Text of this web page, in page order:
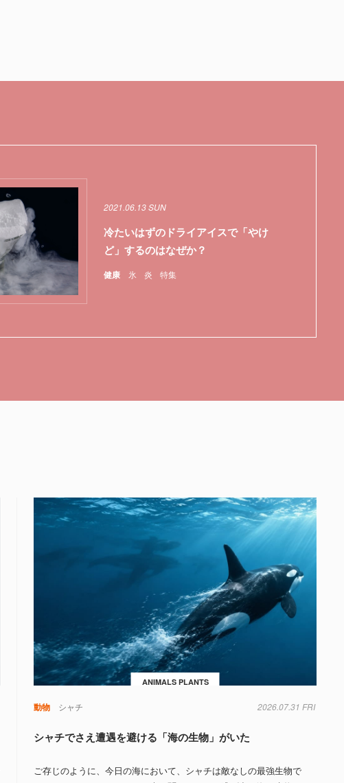
健康 氷 炎 特集
2021.06.13 SUN
冷たいはずのドライアイスで「やけ
ど」するのはなぜか？
ANIMALS PLANTS
動物 シャチ 2026.07.31 FRI
シャチでさえ遭遇を避ける「海の生物」がいた
ご存じのように、今日の海において、シャチは敵なしの最強生物で